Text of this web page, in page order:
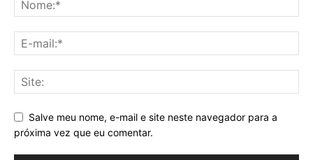
Salve meu nome, e-mail e site neste navegador para a
próxima vez que eu comentar.